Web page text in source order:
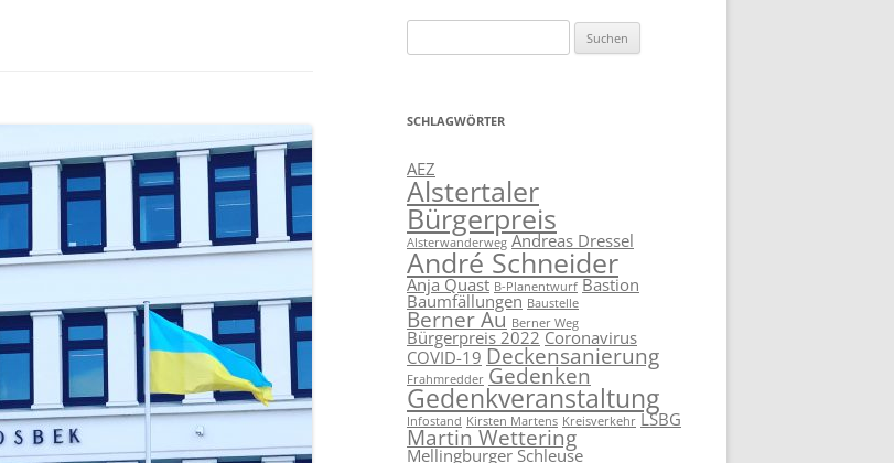
nach:
SCHLAGWÖRTER
AEZ
Alstertaler
Bürgerpreis
Alsterwanderweg Andreas Dressel
André Schneider
Anja Quast B-Planentwurf Bastion
Baumfällungen Baustelle
Berner Au Berner Weg
Bürgerpreis 2022Coronavirus
COVID-19 Deckensanierung
Frahmredder Gedenken
Gedenkveranstaltung
Infostand Kirsten Martens Kreisverkehr LSBG
Martin Wettering
Mellingburger Schleuse